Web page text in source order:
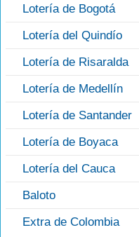
Lotería de Bogotá
Lotería del Quindío
Lotería de Risaralda
Lotería de Medellín
Lotería de Santander
Lotería de Boyaca
Lotería del Cauca
Baloto
Extra de Colombia